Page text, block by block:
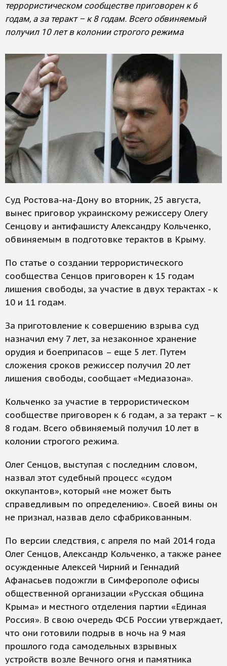
террористическом сообществе приговорен к 6
годам, а за теракт – к 8 годам. Всего обвиняемый
получил 10 лет в колонии строгого режима
Суд Ростова-на-Дону во вторник, 25 августа,
вынес приговор украинскому режиссеру Олегу
Сенцову и антифашисту Александру Кольченко,
обвиняемым в подготовке терактов в Крыму.
По статье о создании террористического
сообщества Сенцов приговорен к 15 годам
лишения свободы, за участие в двух терактах - к
10 и 11 годам.
За приготовление к совершению взрыва суд
назначил ему 7 лет, за незаконное хранение
орудия и боеприпасов – еще 5 лет. Путем
сложения сроков режиссер получил 20 лет
лишения свободы, сообщает «Медиазона».
Кольченко за участие в террористическом
сообществе приговорен к 6 годам, а за теракт – к
8 годам. Всего обвиняемый получил 10 лет в
колонии строгого режима.
Олег Сенцов, выступая с последним словом,
назвал этот судебный процесс «судом
оккупантов», который «не может быть
справедливым по определению». Своей вины он
не признал, назвав дело сфабрикованным.
По версии следствия, с апреля по май 2014 года
Олег Сенцов, Александр Кольченко, а также ранее
осужденные Алексей Чирний и Геннадий
Афанасьев подожгли в Симферополе офисы
общественной организации «Русская община
Крыма» и местного отделения партии «Единая
Россия». В свою очередь ФСБ России утверждает,
что они готовили подрыв в ночь на 9 мая
прошлого года самодельных взрывных
устройств возле Вечного огня и памятника